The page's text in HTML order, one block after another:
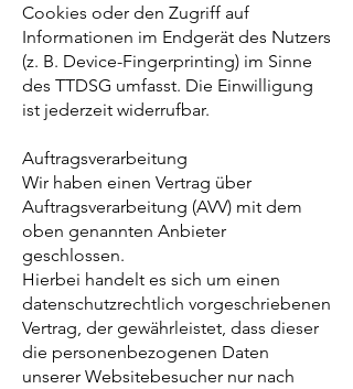
Cookies oder den Zugriff auf
Informationen im Endgerät des Nutzers
(z. B. Device-Fingerprinting) im Sinne
des TTDSG umfasst. Die Einwilligung
ist jederzeit widerrufbar.
Auftragsverarbeitung
Wir haben einen Vertrag über
Auftragsverarbeitung (AVV) mit dem
oben genannten Anbieter
geschlossen.
Hierbei handelt es sich um einen
datenschutzrechtlich vorgeschriebenen
Vertrag, der gewährleistet, dass dieser
die personenbezogenen Daten
unserer Websitebesucher nur nach